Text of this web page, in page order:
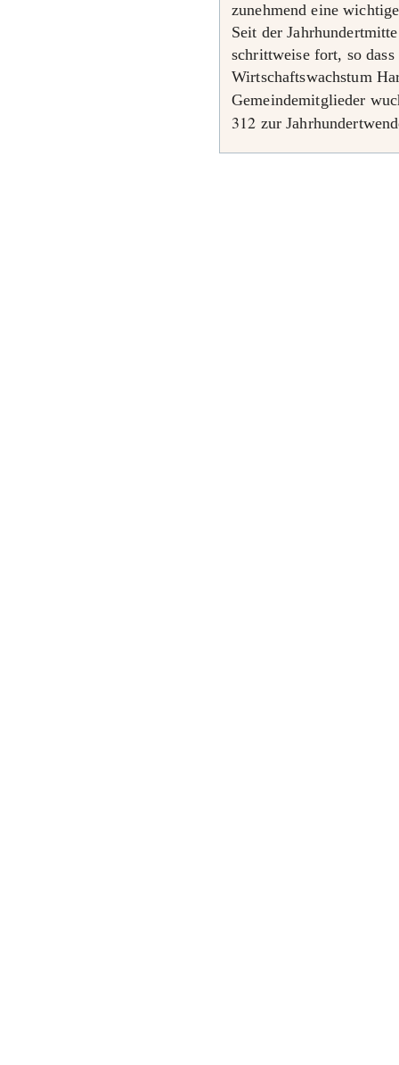
zunehmend eine
Seit der
schrittweise fort, so
Wirtschaftswachstum
Gemeindemitglieder
312 zur